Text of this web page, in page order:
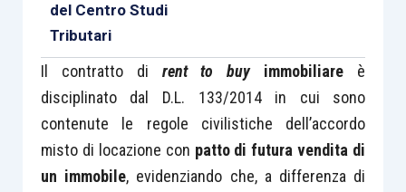
del Centro Studi
Tributari
Il contratto di rent to buyimmobiliare è
disciplinato dal D.L. 133/2014 in cui sono
contenute le regole civilistiche dell’accordo
misto di locazione con patto di futura vendita di
un immobile, evidenziando che, a differenza di